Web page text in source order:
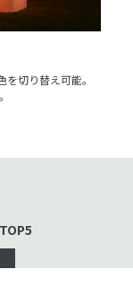
切り替え可能。